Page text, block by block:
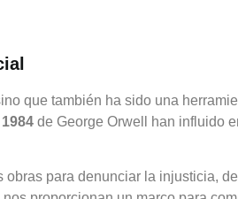
que también ha sido una
1984 de George Orwell han influido
para denunciar la injusticia,